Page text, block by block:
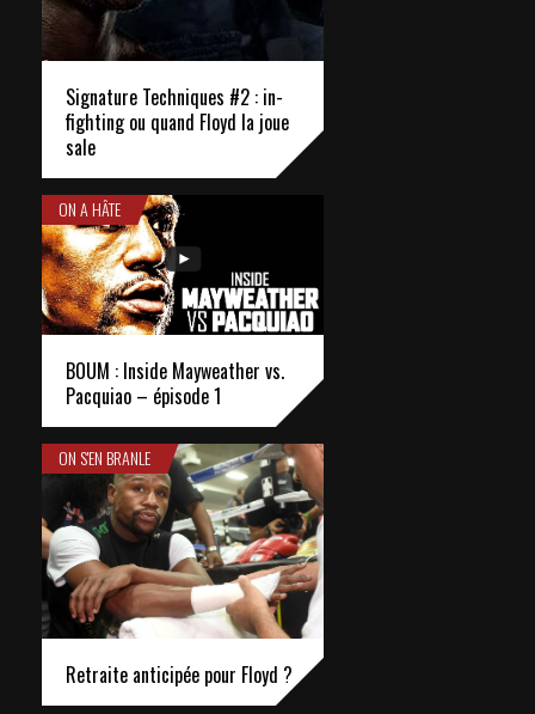
Signature Techniques #2 : in-
fighting ou quand Floyd la joue
sale
ON A HÂTE
BOUM : Inside Mayweather vs.
Pacquiao – épisode 1
ON S'EN BRANLE
Retraite anticipée pour Floyd ?